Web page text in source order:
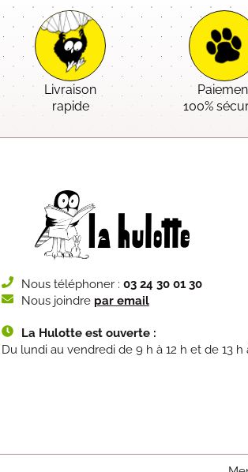
Livraison
rapide
100%
Nous téléphoner : 03 24 30 01 30
Nous joindre par email
La Hulotte est ouverte :
Du lundi au vendredi de 9 h à 12 h et de 13 h